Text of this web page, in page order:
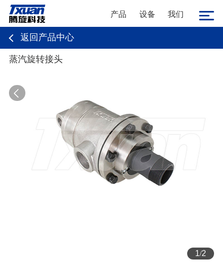
产品 设备 我们
返回产品中心
蒸汽旋转接头
1/2